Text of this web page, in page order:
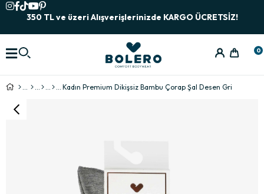
350 TL ve üzeri Alışverişlerinizde KARGO ÜCRETSİZ!
0
Kadın Premium Dikişsiz Bambu Çorap Şal Desen Gri